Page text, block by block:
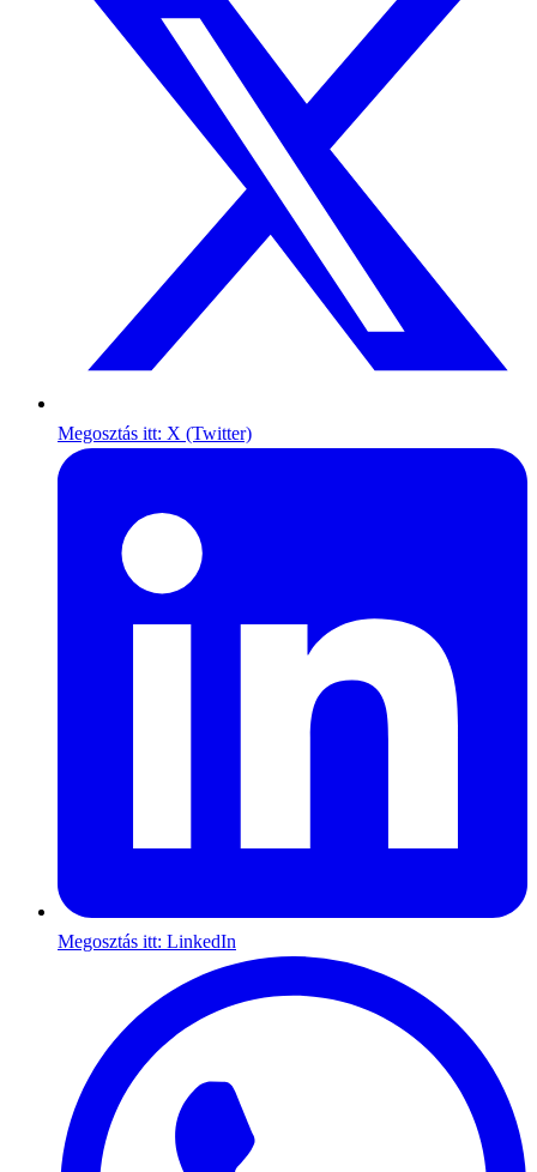
Megosztás itt: X (Twitter)
Megosztás itt: LinkedIn